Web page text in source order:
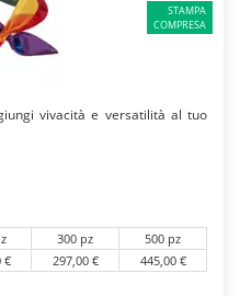
STAMPA
COMPRESA
vivacità e versatilità al tuo
300 pz
500 pz
€ 297,00 € 445,00 €